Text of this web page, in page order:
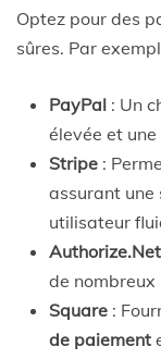
Optez pour des
sûres. Par
PayPal : Un
élevée et
Stripe :
assurant une
utilisateur
Authorize.Net
de nombreux
Square :
de paiement